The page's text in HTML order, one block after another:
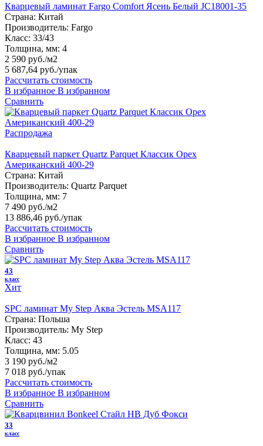
Кварцевый ламинат Fargo Comfort Ясень Белый JC18001-35
Страна: Китай
Производитель: Fargo
Класс: 33/43
Толщина, мм: 4
2 590 руб./м2
5 687,64 руб./упак
Рассчитать стоимость
В избранное В избранном
Сравнить
Распродажа
Кварцевый паркет Quartz Parquet Классик Орех
Американский 400-29
Страна: Китай
Производитель: Quartz Parquet
Толщина, мм: 7
7 490 руб./м2
13 886,46 руб./упак
Рассчитать стоимость
В избранное В избранном
Сравнить
43
класс
Хит
SPC ламинат My Step Аква Эстель MSA117
Страна: Польша
Производитель: My Step
Класс: 43
Толщина, мм: 5.05
3 190 руб./м2
7 018 руб./упак
Рассчитать стоимость
В избранное В избранном
Сравнить
33
класс